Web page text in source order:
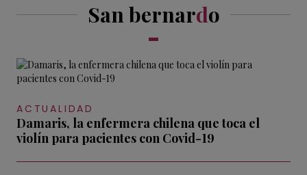
San bernardo
ACTUALIDAD
Damaris, la enfermera chilena que toca el
violín para pacientes con Covid-19